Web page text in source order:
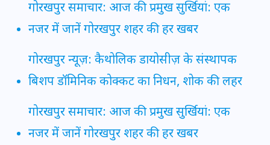
गोरखपुर समाचार: आज की प्रमुख सुर्खियां: एक
नजर में जानें गोरखपुर शहर की हर खबर
गोरखपुर न्यूज़: कैथोलिक डायोसीज़ के संस्थापक
बिशप डॉमिनिक कोक्कट का निधन, शोक की लहर
गोरखपुर समाचार: आज की प्रमुख सुर्खियां: एक
नजर में जानें गोरखपुर शहर की हर खबर